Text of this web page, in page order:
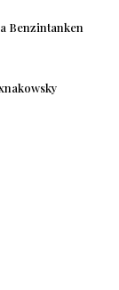
Benzintanken